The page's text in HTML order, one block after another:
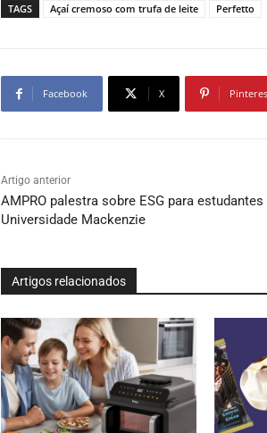
TAGS Açaí cremoso com trufa de leite Perfetto
Facebook X
Artigo anterior
AMPRO palestra sobre ESG para estudantes
Universidade Mackenzie
Artigos relacionados